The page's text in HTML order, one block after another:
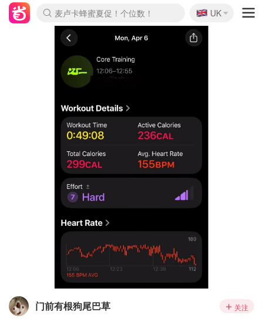
麦卢卡蜂蜜夏促！个位数！
Prada/Miu 4.8折！
啥？必胜客披萨5折！
🇬🇧
UK
门前有根狗尾巴草 关注